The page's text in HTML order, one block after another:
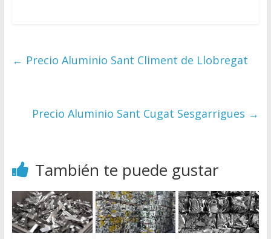
← Precio Aluminio Sant Climent de Llobregat
Precio Aluminio Sant Cugat Sesgarrigues →
También te puede gustar